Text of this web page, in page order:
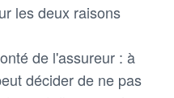
les deux raisons
de l'assureur : à
décider de ne pas